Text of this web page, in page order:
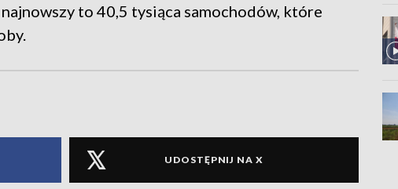
to 40,5 tysiąca samochodów, które
UDOSTĘPNIJ NA X